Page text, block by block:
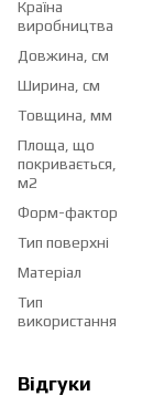
Країна
виробництва
Довжина, см
Ширина, см
Товщина, мм
Площа, що
покривається,
м2
Форм-фактор
Тип поверхні
Матеріал
Тип
використання
Відгуки